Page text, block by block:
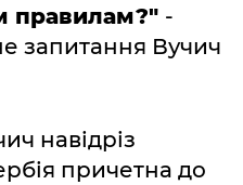
правилам?" -
запитання Вучич
навідріз
причетна до